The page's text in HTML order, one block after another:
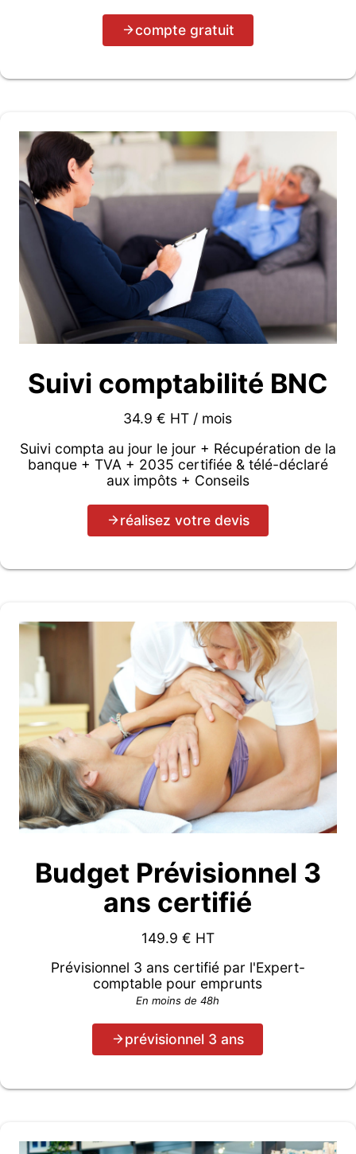
compte gratuit
Suivi comptabilité BNC
34.9 € HT / mois
Suivi compta au jour le jour + Récupération de la
banque + TVA + 2035 certifiée & télé-déclaré
aux impôts + Conseils
réalisez votre devis
Budget Prévisionnel 3
ans certifié
149.9 € HT
Prévisionnel 3 ans certifié par l'Expert-
comptable pour emprunts
En moins de 48h
prévisionnel 3 ans